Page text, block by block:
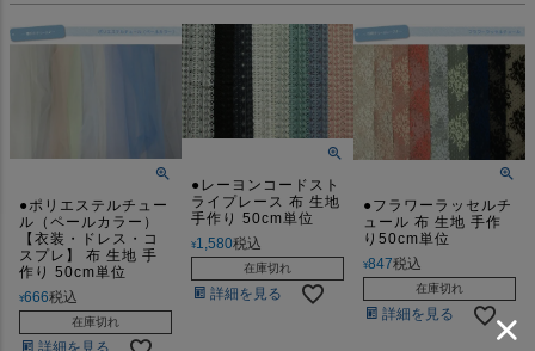
●ポリエステルチュー
ル（ペールカラー）
【衣装・ドレス・コ
スプレ】 布 生地 手
作り 50cm単位
¥666税込
在庫切れ
詳細を見る
●レーヨンコードスト
ライプレース 布 生地
手作り 50cm単位
¥1,580税込
在庫切れ
詳細を見る
●フラワーラッセルチ
ュール 布 生地 手作
り50cm単位
¥847税込
在庫切れ
詳細を見る